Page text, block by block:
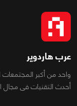
عرب هاردوير
واحد من أكبر
أحدث التقنيات فى مجال